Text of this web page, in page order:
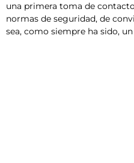
una primera toma de
normas de seguridad, de
sea, como siempre ha sido,